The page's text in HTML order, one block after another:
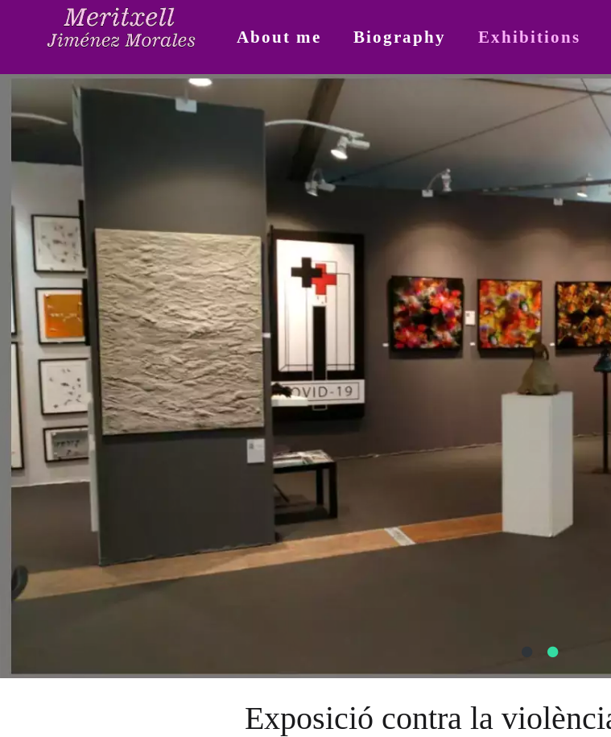
About me Biography Exhibitions
Exposició contra la